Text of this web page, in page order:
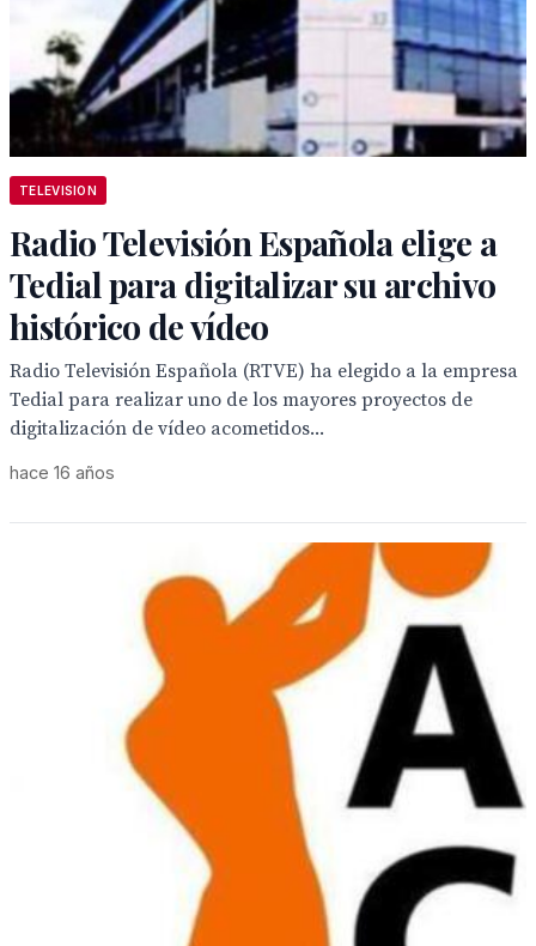
TELEVISION
Radio Televisión Española elige a
Tedial para digitalizar su archivo
histórico de vídeo
Radio Televisión Española (RTVE) ha elegido a la empresa
Tedial para realizar uno de los mayores proyectos de
digitalización de vídeo acometidos...
hace 16 años